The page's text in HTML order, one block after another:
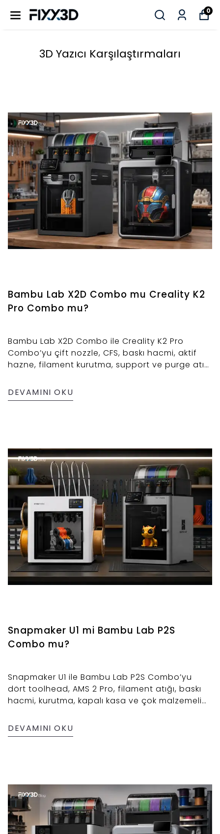
0
3D Yazıcı Karşılaştırmaları
Bambu Lab X2D Combo mu Creality K2
Pro Combo mu?
Bambu Lab X2D Combo ile Creality K2 Pro
Combo’yu çift nozzle, CFS, baskı hacmi, aktif
hazne, filament kurutma, support ve purge atığı
DEVAMINI OKU
Snapmaker U1 mi Bambu Lab P2S
Combo mu?
Snapmaker U1 ile Bambu Lab P2S Combo’yu
dört toolhead, AMS 2 Pro, filament atığı, baskı
hacmi, kurutma, kapalı kasa ve çok malzemeli
DEVAMINI OKU